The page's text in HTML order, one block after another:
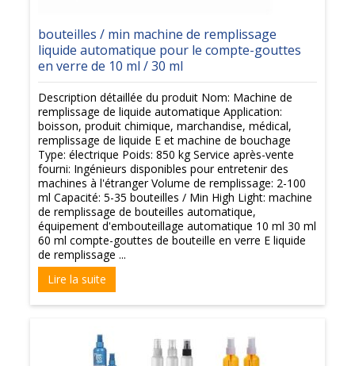
bouteilles / min machine de remplissage
liquide automatique pour le compte-gouttes
en verre de 10 ml / 30 ml
Description détaillée du produit Nom: Machine de
remplissage de liquide automatique Application:
boisson, produit chimique, marchandise, médical,
remplissage de liquide E et machine de bouchage
Type: électrique Poids: 850 kg Service après-vente
fourni: Ingénieurs disponibles pour entretenir des
machines à l'étranger Volume de remplissage: 2-100
ml Capacité: 5-35 bouteilles / Min High Light: machine
de remplissage de bouteilles automatique,
équipement d'embouteillage automatique 10 ml 30 ml
60 ml compte-gouttes de bouteille en verre E liquide
de remplissage ...
Lire la suite